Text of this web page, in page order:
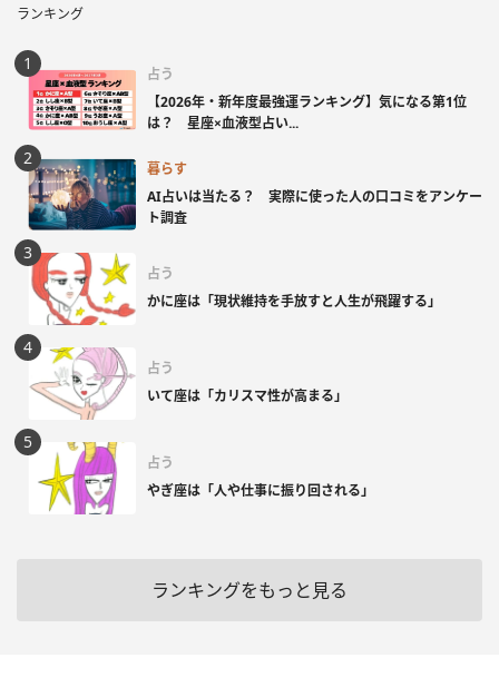
ランキング
占う
【2026年・新年度最強運ランキング】気になる第1位
は？ 星座×血液型占い...
暮らす
AI占いは当たる？ 実際に使った人の口コミをアンケー
ト調査
占う
かに座は「現状維持を手放すと人生が飛躍する」
占う
いて座は「カリスマ性が高まる」
占う
やぎ座は「人や仕事に振り回される」
ランキングをもっと見る